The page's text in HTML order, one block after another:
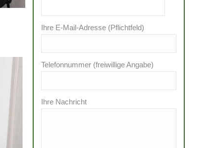
Ihre E-Mail-Adresse (Pflichtfeld)
Telefonnummer (freiwillige Angabe)
Ihre Nachricht